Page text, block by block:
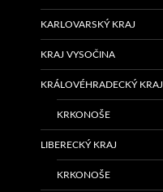
KARLOVARSKÝ KRAJ
KRAJ VYSOČINA
KRÁLOVÉHRADECKÝ KRAJ
KRKONOŠE
LIBERECKÝ KRAJ
KRKONOŠE